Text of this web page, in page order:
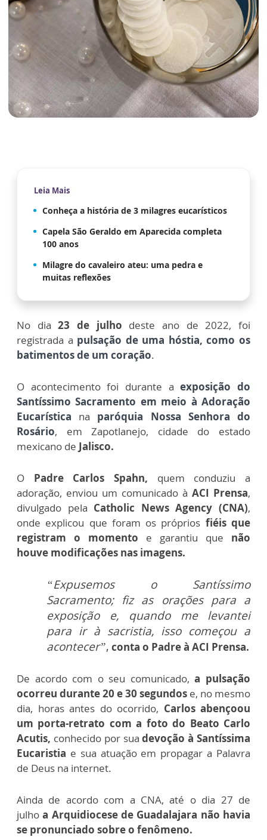
Leia Mais
Conheça a história de 3 milagres eucarísticos
Capela São Geraldo em Aparecida completa
100 anos
Milagre do cavaleiro ateu: uma pedra e
muitas reflexões
No dia 23 de julho deste ano de 2022, foi
registrada a pulsação de uma hóstia, como os
batimentos de um coração.
O acontecimento foi durante aexposição do
Santíssimo Sacramento em meio à Adoração
Eucarística na paróquia Nossa Senhora do
Rosário, em Zapotlanejo, cidade do estado
mexicano de Jalisco.
O Padre Carlos Spahn, quem conduziu a
adoração, enviou um comunicado à ACI Prensa,
divulgado pela Catholic News Agency (CNA),
onde explicou que foram os próprios fiéis que
registram o momento e garantiu que não
houve modificações nas imagens.
“Expusemos o Santíssimo
Sacramento; fiz as orações para a
exposição e, quando me levantei
para ir à sacristia, isso começou a
acontecer”, conta o Padre à ACI Prensa.
De acordo com o seu comunicado,a pulsação
ocorreu durante 20 e 30 segundos e, no mesmo
dia, horas antes do ocorrido, Carlos abençoou
um porta-retrato com a foto do Beato Carlo
Acutis, conhecido por suadevoção à Santíssima
Eucaristia e sua atuação em propagar a Palavra
de Deus na internet.
Ainda de acordo com a CNA, até o dia 27 de
julhoa Arquidiocese de Guadalajara não havia
se pronunciado sobre o fenômeno.